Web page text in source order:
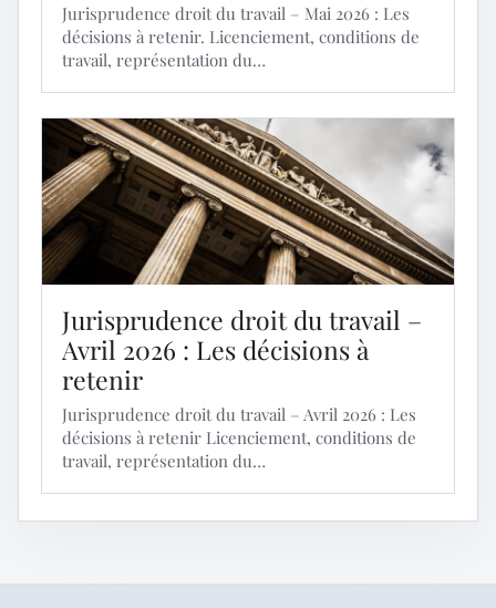
Jurisprudence droit du travail – Mai 2026 : Les
décisions à retenir. Licenciement, conditions de
travail, représentation du…
Jurisprudence droit du travail –
Avril 2026 : Les décisions à
retenir
Jurisprudence droit du travail – Avril 2026 : Les
décisions à retenir Licenciement, conditions de
travail, représentation du…